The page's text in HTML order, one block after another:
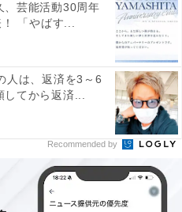
、芸能活動30周年
！ 「やばす...
人は、返済を3～6
してから返済...
Recommended by